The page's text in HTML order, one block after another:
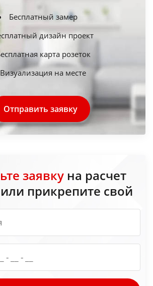
Бесплатный замер
дизайн проект
карта розеток
Визуализация на месте
Отправить заявку
заявкуна расчет
прикрепите свой